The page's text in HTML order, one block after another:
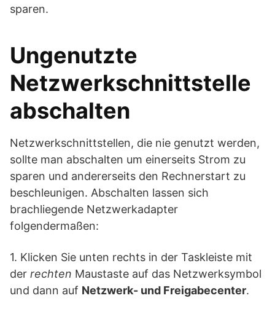
sparen.
Ungenutzte
Netzwerkschnittstelle
abschalten
Netzwerkschnittstellen, die nie genutzt werden,
sollte man abschalten um einerseits Strom zu
sparen und andererseits den Rechnerstart zu
beschleunigen. Abschalten lassen sich
brachliegende Netzwerkadapter
folgendermaßen:
1. Klicken Sie unten rechts in der Taskleiste mit
der rechten Maustaste auf das Netzwerksymbol
und dann auf Netzwerk- und Freigabecenter.